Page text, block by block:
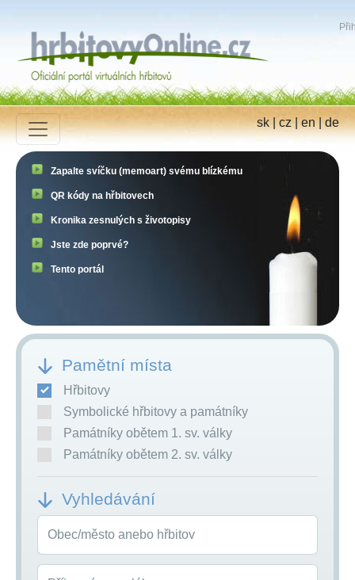
sk|cz|en|de
Zapalte svíčku (memoart) svému blízkému
QR kódy na hřbitovech
Kronika zesnulých s životopisy
Jste zde poprvé?
Tento portál
Pamětní místa
Hřbitovy
Symbolické hřbitovy a památníky
Památníky obětem 1. sv. války
Památníky obětem 2. sv. války
Vyhledávání
Obec/město anebo hřbitov